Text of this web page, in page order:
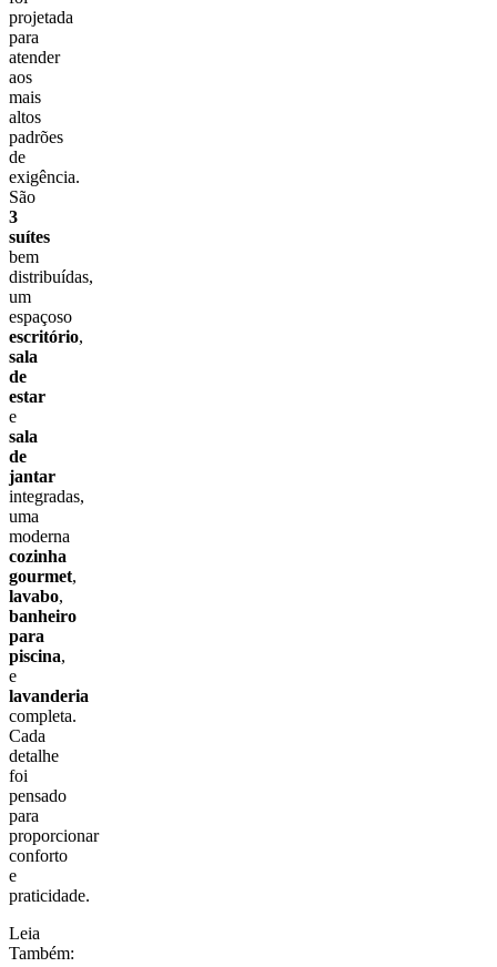
projetada
para
atender
aos
mais
altos
padrões
de
exigência.
São
3
suítes
bem
distribuídas,
um
espaçoso
escritório,
sala
de
estar
e
sala
de
jantar
integradas,
uma
moderna
cozinha
gourmet,
lavabo,
banheiro
para
piscina,
e
lavanderia
completa.
Cada
detalhe
foi
pensado
para
proporcionar
conforto
e
praticidade.
Leia
Também: